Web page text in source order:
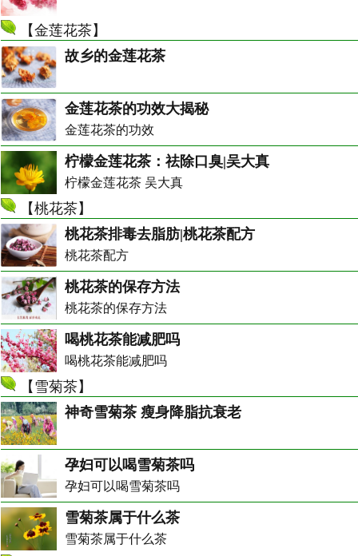
【金莲花茶】
故乡的金莲花茶
金莲花茶的功效大揭秘
金莲花茶的功效
柠檬金莲花茶：祛除口臭|吴大真
柠檬金莲花茶 吴大真
【桃花茶】
桃花茶排毒去脂肪|桃花茶配方
桃花茶配方
桃花茶的保存方法
桃花茶的保存方法
喝桃花茶能减肥吗
喝桃花茶能减肥吗
【 雪菊茶】
神奇雪菊茶 瘦身降脂抗衰老
孕妇可以喝雪菊茶吗
孕妇可以喝雪菊茶吗
雪菊茶属于什么茶
雪菊茶属于什么茶